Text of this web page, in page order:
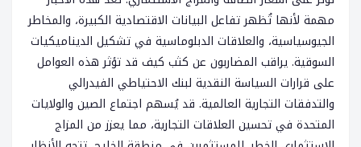
مهمة لأنها تُظهر تفاعل البيانات الاقتصادية الكبيرة، والمخاطر
الجيوسياسية، والعلاقات الدبلوماسية في تشكيل الديناميكيات
السوقية. يراقب المضاربون عن كثب كيف قد تؤثر هذه العوامل
على قرارات السياسة النقدية لبنك الاحتياطي الفيدرالي
والتدفقات التجارية العالمية. قد يُسهم اجتماع الصين والولايات
المتحدة في تحسين العلاقات التجارية، مما يعزز من المزاج